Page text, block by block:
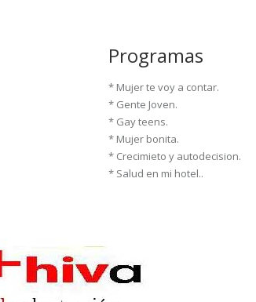
Programas
* Mujer te voy a contar.
* Gente Joven.
* Gay teens.
* Mujer bonita.
* Crecimieto y autodecision.
* Salud en mi hotel..